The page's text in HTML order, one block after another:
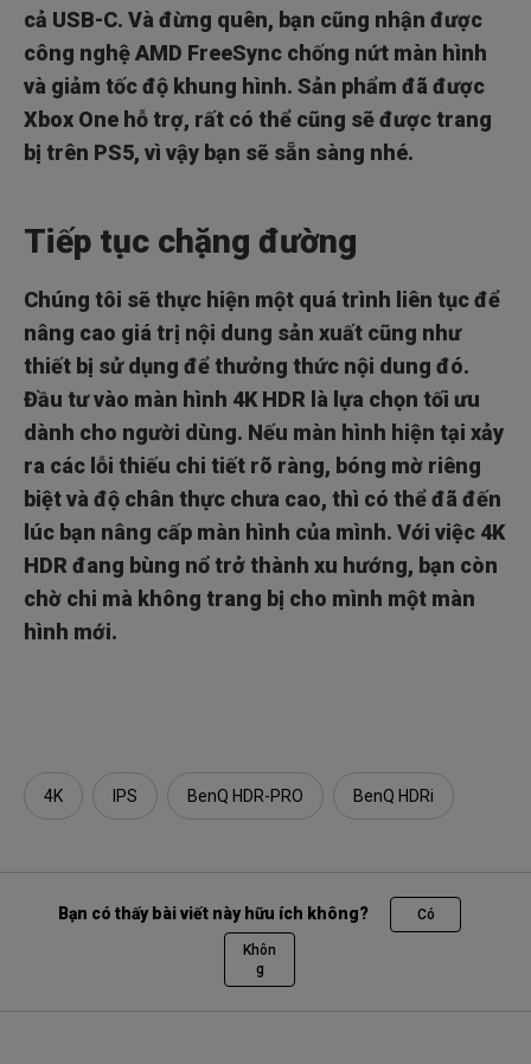
cả USB-C. Và đừng quên, bạn cũng nhận được
công nghệ AMD FreeSync chống nứt màn hình
và giảm tốc độ khung hình. Sản phẩm đã được
Xbox One hỗ trợ, rất có thể cũng sẽ được trang
bị trên PS5, vì vậy bạn sẽ sẵn sàng nhé.
Tiếp tục chặng đường
Chúng tôi sẽ thực hiện một quá trình liên tục để
nâng cao giá trị nội dung sản xuất cũng như
thiết bị sử dụng để thưởng thức nội dung đó.
Đầu tư vào màn hình 4K HDR là lựa chọn tối ưu
dành cho người dùng. Nếu màn hình hiện tại xảy
ra các lỗi thiếu chi tiết rõ ràng, bóng mờ riêng
biệt và độ chân thực chưa cao, thì có thể đã đến
lúc bạn nâng cấp màn hình của mình. Với việc 4K
HDR đang bùng nổ trở thành xu hướng, bạn còn
chờ chi mà không trang bị cho mình một màn
hình mới.
4K IPS BenQ HDR-PRO BenQ HDRi
Bạn có thấy bài viết này hữu ích không? Có
Khôn
g